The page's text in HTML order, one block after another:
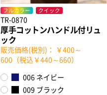
フルカラー クイック
TR-0870
厚手コットンハンドル付リュ
ック
販売価格(税別)： ￥400～
600（税込￥440～660）
006 ネイビー
009 ブラック